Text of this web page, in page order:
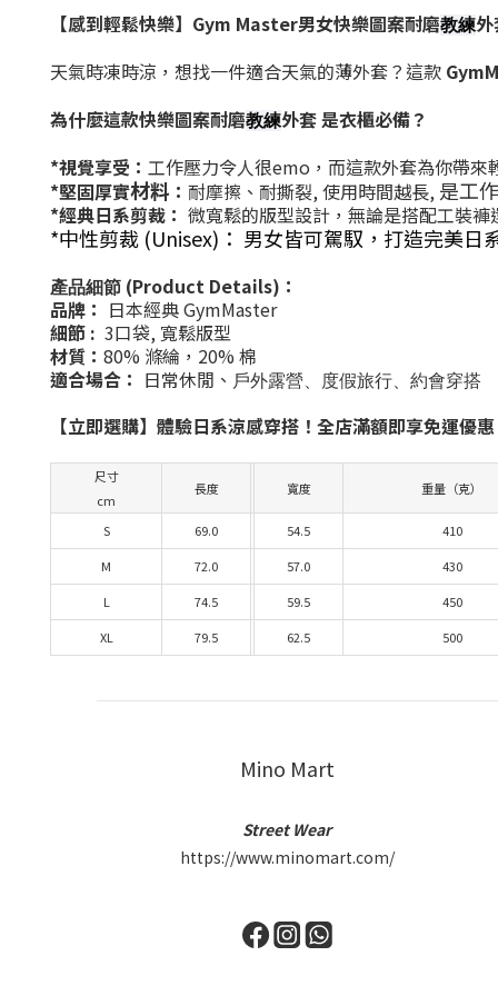
【感到輕鬆快樂】 Gym Master男女快樂圖案耐磨教練
天氣時凍時涼，想找一件適合天氣的薄外套？這款
為什麼這款快樂圖案耐磨教練外套是衣櫃必備？
*視覺享受： 工作壓力令人很emo ，而這款外套為你帶
*堅固厚實材料 ： 耐摩擦、耐撕裂, 使用時間越長, 是工
*經典日系剪裁： 微寬鬆的版型設計，無論是搭配工裝
*中性剪裁 (Unisex)： 男女皆可駕馭，打造完美日
產品細節 (Product Details) ：
品牌： 日本經典GymMaster
細節 : 3口袋, 寬鬆版型
材質： 80% 滌綸， 20% 棉
適合場合： 日常休閒、 戶外露營、度假旅行、約會穿搭
【立即選購】體驗日系涼感穿搭！全店滿額即享免運優
尺寸
cm
長度 寬度 重量（克）
S 69.0 54.5
410
M
72.0 57.0
430
L
74.5 59.5
450
XL
79.5 62.5 500
Mino Mart
Street Wear
https://www.minomart.com/